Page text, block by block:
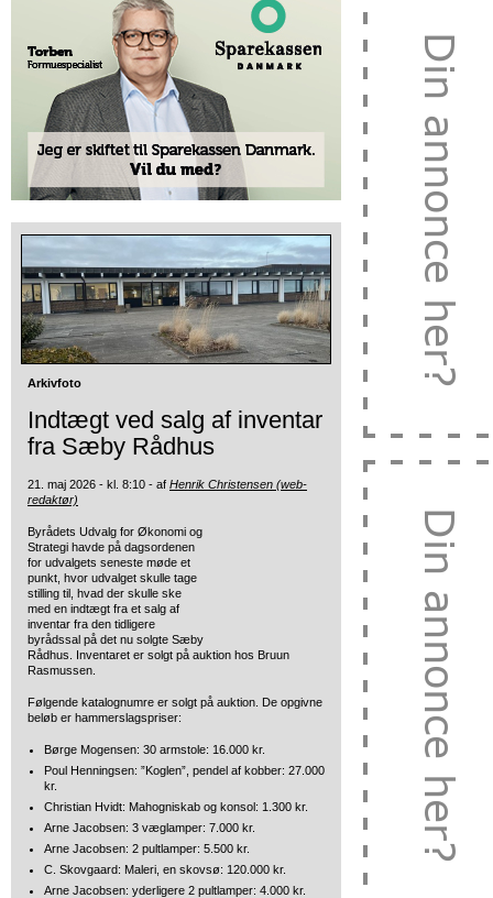
Arkivfoto
Indtægt ved salg af inventar
fra Sæby Rådhus
21. maj 2026 - kl. 8:10 - af Henrik Christensen (web-
redaktør)
Byrådets Udvalg for Økonomi og
Strategi havde på dagsordenen
for udvalgets seneste møde et
punkt, hvor udvalget skulle tage
stilling til, hvad der skulle ske
med en indtægt fra et salg af
inventar fra den tidligere
byrådssal på det nu solgte Sæby
Rådhus. Inventaret er solgt på auktion hos Bruun
Rasmussen.
Følgende katalognumre er solgt på auktion. De opgivne
beløb er hammerslagspriser:
Børge Mogensen: 30 armstole: 16.000 kr.
Poul Henningsen: ”Koglen”, pendel af kobber: 27.000
kr.
Christian Hvidt: Mahogniskab og konsol: 1.300 kr.
Arne Jacobsen: 3 væglamper: 7.000 kr.
Arne Jacobsen: 2 pultlamper: 5.500 kr.
C. Skovgaard: Maleri, en skovsø: 120.000 kr.
Arne Jacobsen: yderligere 2 pultlamper: 4.000 kr.